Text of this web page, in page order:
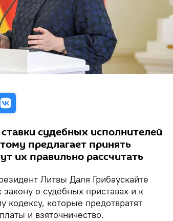
судебных исполнителей
предлагает принять
их правильно рассчитать
Литвы Даля Грибаускайте
о судебных приставах и к
кодексу, которые предотвратят
и взяточничество.